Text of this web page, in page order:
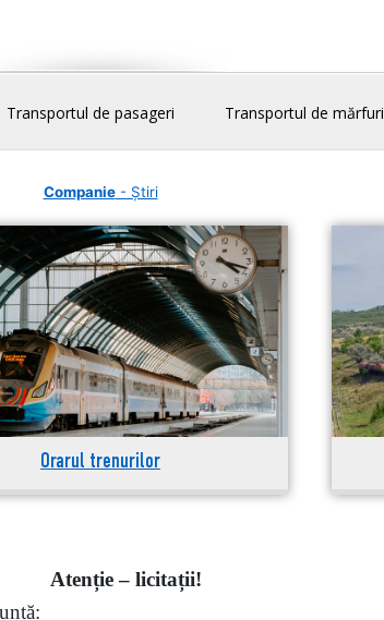
Transportul de pasageri Transportul de mărfuri
Companie- Știri
Orarul trenurilor
Atenție – licitații!